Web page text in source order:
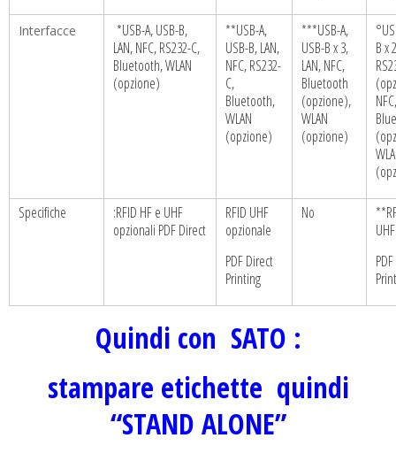
Interfacce
*USB-A, USB-B,
LAN, NFC, RS232-C,
Bluetooth, WLAN
(opzione)
**USB-A,
USB-B, LAN,
NFC, RS232-
C,
Bluetooth,
WLAN
(opzione)
***USB-A,
USB-B x 3,
LAN, NFC,
Bluetooth
(opzione),
WLAN
(opzione)
B x
NFC,
Specifiche
:RFID HF e UHF
opzionali PDF Direct
RFID UHF
opzionale
PDF Direct
Printing
No
Quindi con SATO :
stampare etichette quindi
“STAND ALONE”